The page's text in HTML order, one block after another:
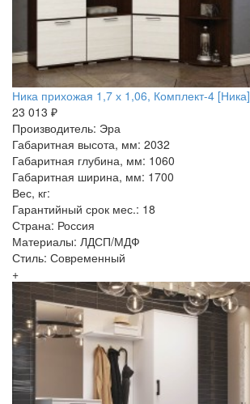
Ника прихожая 1,7 х 1,06, Комплект-4 [Ника]
23 013 ₽
Производитель: Эра
Габаритная высота, мм: 2032
Габаритная глубина, мм: 1060
Габаритная ширина, мм: 1700
Вес, кг:
Гарантийный срок мес.: 18
Страна: Россия
Материалы: ЛДСП/МДФ
Стиль: Современный
+